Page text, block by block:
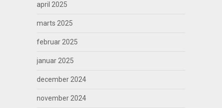
april 2025
marts 2025
februar 2025
januar 2025
december 2024
november 2024